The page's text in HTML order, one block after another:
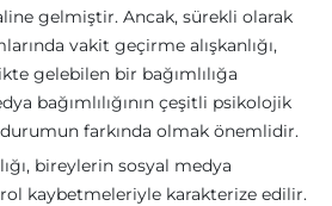
gelmiştir. Ancak, sürekli olarak
vakit geçirme alışkanlığı,
gelebilen bir bağımlılığa
bağımlılığının çeşitli psikolojik
durumun farkında olmak önemlidir.
bireylerin sosyal medya
kaybetmeleriyle karakterize edilir.